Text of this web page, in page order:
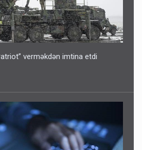
verməkdən imtina etdi